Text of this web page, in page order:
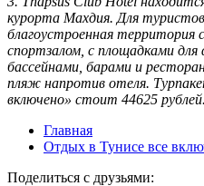
курорта Махдия. Для
благоустроенная территория
спортзалом, с площадками для
бассейнами, барами и
пляж напротив отеля.
включено» стоит 44625 рублей.
Главная
Отдых в Тунисе все
Поделиться с друзьями: